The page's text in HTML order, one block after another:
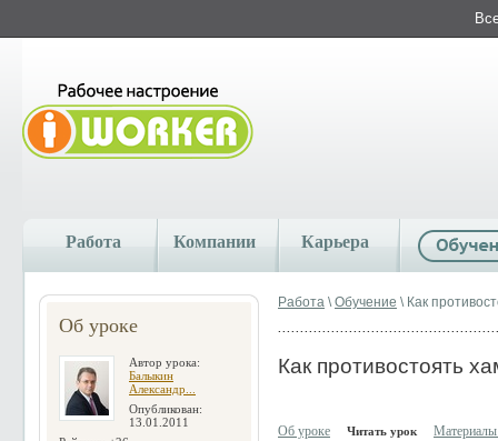
Работа Компании Карьера
Об уроке
Автор урока:
Балыкин
Александр...
Опубликован:
13.01.2011
Работа \Обучение \ Как
Как противостоять
Об уроке Читать урок